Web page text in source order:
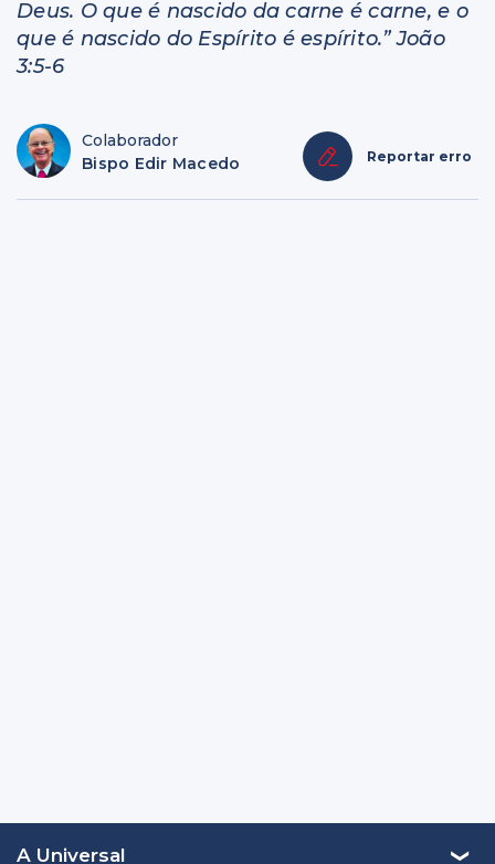
Deus. O que é nascido da carne é carne, e o
que é nascido do Espírito é espírito.” João
3:5-6
Colaborador
Bispo Edir Macedo
Reportar erro
A Universal